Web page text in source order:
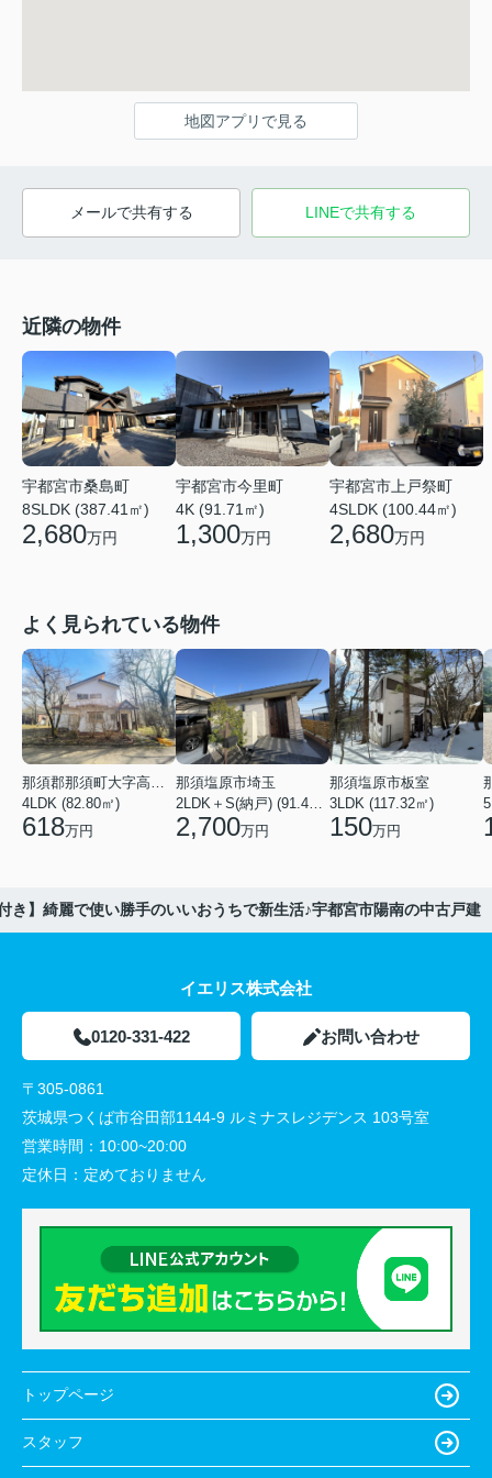
地図アプリで見る
メールで共有する LINEで共有する
近隣の物件
宇都宮市桑島町
8SLDK (387.41㎡)
2,680万円
宇都宮市今里町
4K (91.71㎡)
1,300万円
宇都宮市上戸祭町
4SLDK (100.44㎡)
2,680万円
よく見られている物件
那須郡那須町大字高久乙
4LDK (82.80㎡)
618万円
那須塩原市埼玉
2LDK＋S(納戸) (91.44㎡)
2,700万円
那須塩原市板室
3LDK (117.32㎡)
150万円
き】綺麗で使い勝手のいいおうちで新生活♪宇都宮市陽南の中古戸建
イエリス株式会社
0120-331-422 お問い合わせ
〒305-0861
茨城県つくば市谷田部1144-9 ルミナスレジデンス 103号室
営業時間： 10:00~20:00
定休日： 定めておりません
トップページ
スタッフ